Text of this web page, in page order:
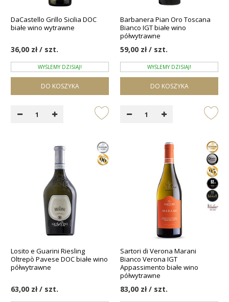
DaCastello Grillo Sicilia DOC
białe wino wytrawne
36,00 zł / szt.
WYŚLEMY DZISIAJ!
DO KOSZYKA
Barbanera Pian Oro Toscana
Bianco IGT białe wino
półwytrawne
59,00 zł / szt.
WYŚLEMY DZISIAJ!
DO KOSZYKA
Losito e Guarini Riesling
Oltrepò Pavese DOC białe wino
półwytrawne
63,00 zł / szt.
Sartori di Verona Marani
Bianco Verona IGT
Appassimento białe wino
półwytrawne
83,00 zł / szt.